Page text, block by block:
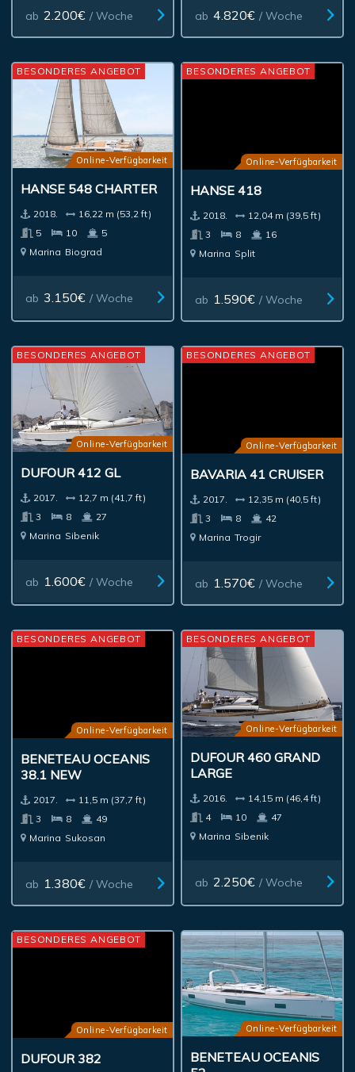
ab 2.200€ / Woche ab 4.820€ / Woche
Online-Verfügbarkeit
HANSE 548 CHARTER
2018.
16,22 m (53,2 ft)
5
10
5
Marina Biograd
ab 3.150€ / Woche
BESONDERES ANGEBOT
Online-Verfügbarkeit
HANSE 418
2018.
12,04 m (39,5 ft)
3
8
16
Marina Split
ab 1.590€ / Woche
BESONDERES ANGEBOT
Online-Verfügbarkeit
DUFOUR 412 GL
2017.
12,7 m (41,7 ft)
3
8
27
Marina Sibenik
ab 1.600€ / Woche
BESONDERES ANGEBOT
Online-Verfügbarkeit
BAVARIA 41 CRUISER
2017.
12,35 m (40,5 ft)
3
8
42
Marina Trogir
ab 1.570€ / Woche
BESONDERES ANGEBOT
Online-Verfügbarkeit
BENETEAU OCEANIS
38.1 NEW
2017.
11,5 m (37,7 ft)
3
8
49
Marina Sukosan
ab 1.380€ / Woche
BESONDERES ANGEBOT
Online-Verfügbarkeit
DUFOUR 460 GRAND
LARGE
2016.
14,15 m (46,4 ft)
4
10
47
Marina Sibenik
ab 2.250€ / Woche
BESONDERES ANGEBOT
Online-Verfügbarkeit
DUFOUR 382
BESONDERES ANGEBOT
Online-Verfügbarkeit
BENETEAU OCEANIS